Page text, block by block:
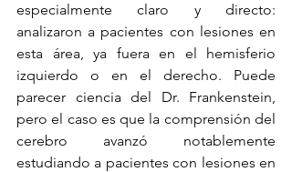
especialmente claro y directo:
analizaron a pacientes con lesiones en
esta área, ya fuera en el hemisferio
izquierdo o en el derecho. Puede
parecer ciencia del Dr. Frankenstein,
pero el caso es que la comprensión del
cerebro avanzó notablemente
estudiando a pacientes con lesiones en